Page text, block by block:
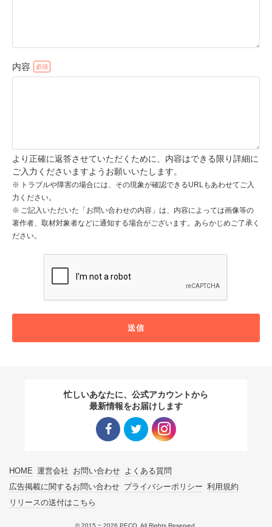
内容
より正確に返答させていただくために、内容はできる限り詳細に
ご入力くださいますようお願いいたします。
トラブルや障害の場合には、その現象が確認できるURLもあわせてご入
力ください。
ご記入いただいた「お問い合わせの内容」は、内容によっては画像等の
著作者、取材対象者などに通知する場合がございます。あらかじめご了承く
ださい。
送信
忙しいあなたに、公式アカウントから
最新情報をお届けします
HOME 運営会社 お問い合わせ よくある質問
広告掲載に関するお問い合わせ プライバシーポリシー 利用規約
リリースの送付はこちら
© 2015 ~ 2026 PECO. All Rights Reserved.